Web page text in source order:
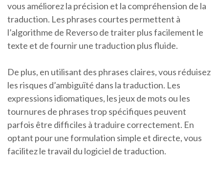
vous améliorez la précision et la compréhension de la
traduction. Les phrases courtes permettent à
l’algorithme de Reverso de traiter plus facilement le
texte et de fournir une traduction plus fluide.
De plus, en utilisant des phrases claires, vous réduisez
les risques d’ambiguïté dans la traduction. Les
expressions idiomatiques, les jeux de mots ou les
tournures de phrases trop spécifiques peuvent
parfois être difficiles à traduire correctement. En
optant pour une formulation simple et directe, vous
facilitez le travail du logiciel de traduction.